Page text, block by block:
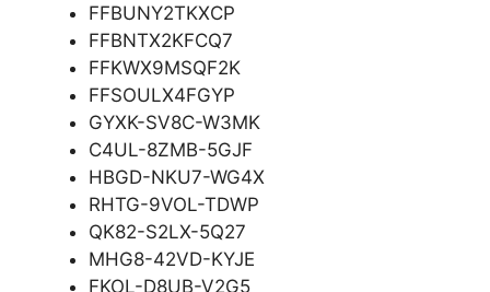
FFBUNY2TKXCP
FFBNTX2KFCQ7
FFKWX9MSQF2K
FFSOULX4FGYP
GYXK-SV8C-W3MK
C4UL-8ZMB-5GJF
HBGD-NKU7-WG4X
RHTG-9VOL-TDWP
QK82-S2LX-5Q27
MHG8-42VD-KYJE
FKOL-D8UB-V2G5